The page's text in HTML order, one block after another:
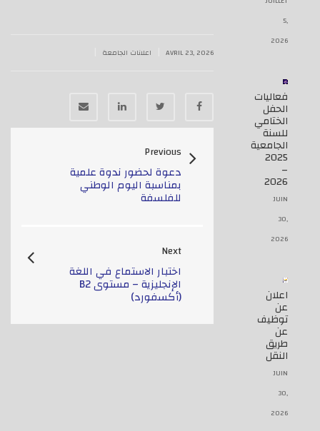
AVRIL 23, 2026 اعلانات الجامعة
Previous
دعوة لحضور ندوة علمية
بمناسبة اليوم الوطني
للفلسفة
Next
اختبار الاستماع في اللغة
الإنجليزية – مستوى B2
(أكسفورد)
5,
2026
فعاليات
الحفل
الختامي
للسنة
الجامعية
2025
–
2026
JUIN
30,
2026
اعلان
عن
توظيف
عن
طريق
النقل
JUIN
30,
2026